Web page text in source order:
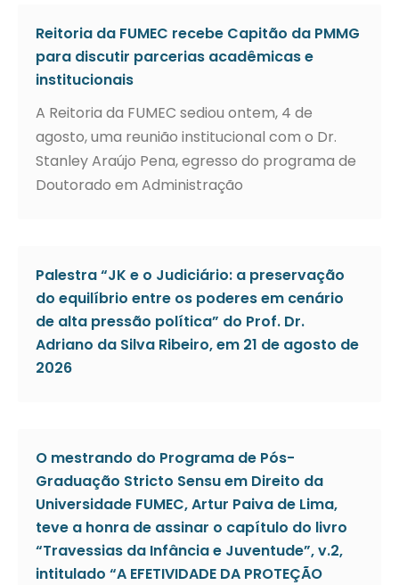
Reitoria da FUMEC recebe Capitão da PMMG
para discutir parcerias acadêmicas e
institucionais
A Reitoria da FUMEC sediou ontem, 4 de
agosto, uma reunião institucional com o Dr.
Stanley Araújo Pena, egresso do programa de
Doutorado em Administração
Palestra “JK e o Judiciário: a preservação
do equilíbrio entre os poderes em cenário
de alta pressão política” do Prof. Dr.
Adriano da Silva Ribeiro, em 21 de agosto de
2026
O mestrando do Programa de Pós-
Graduação Stricto Sensu em Direito da
Universidade FUMEC, Artur Paiva de Lima,
teve a honra de assinar o capítulo do livro
“Travessias da Infância e Juventude”, v.2,
intitulado “A EFETIVIDADE DA PROTEÇÃO